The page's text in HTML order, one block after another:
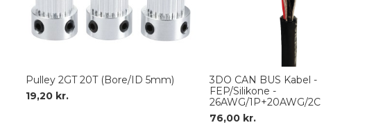
Pulley 2GT 20T (Bore/ID 5mm)
19,20 kr.
3DO CAN BUS Kabel -
FEP/Silikone -
26AWG/1P+20AWG/2C
76,00 kr.